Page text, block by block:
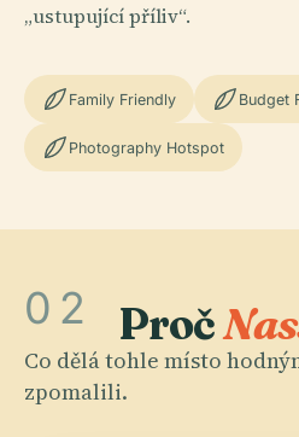
„ustupující příliv“.
Family Friendly Budget
Photography Hotspot
02 Proč
Co dělá tohle místo
zpomalili.